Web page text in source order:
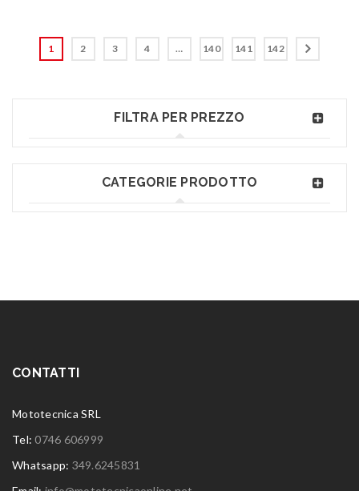
1 2 3 4 … 140 141 142
FILTRA PER PREZZO
CATEGORIE PRODOTTO
CONTATTI
Mototecnica SRL
Tel:0746 606999
Whatsapp: 349.6245831